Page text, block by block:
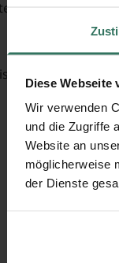
Diese Webseite
Wir verwenden
und die Zugriffe
Website an
möglicherweise
der Dienste